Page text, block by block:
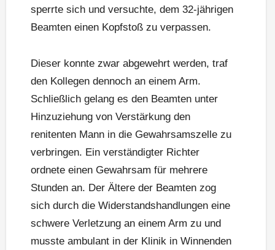
sperrte sich und versuchte, dem 32-jährigen
Beamten einen Kopfstoß zu verpassen.
Dieser konnte zwar abgewehrt werden, traf
den Kollegen dennoch an einem Arm.
Schließlich gelang es den Beamten unter
Hinzuziehung von Verstärkung den
renitenten Mann in die Gewahrsamszelle zu
verbringen. Ein verständigter Richter
ordnete einen Gewahrsam für mehrere
Stunden an. Der Ältere der Beamten zog
sich durch die Widerstandshandlungen eine
schwere Verletzung an einem Arm zu und
musste ambulant in der Klinik in Winnenden